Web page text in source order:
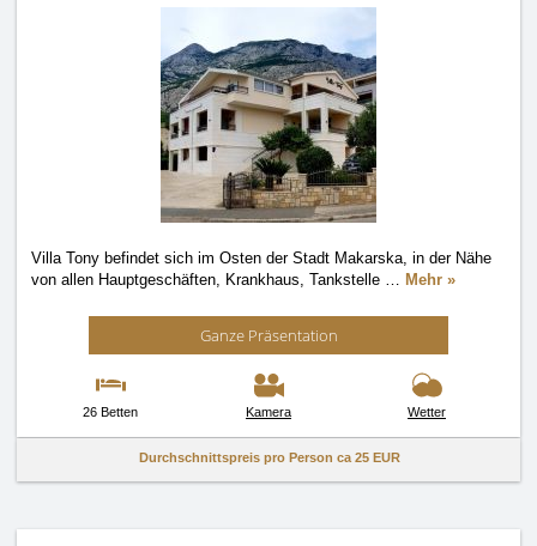
Villa Tony befindet sich im Osten der Stadt Makarska, in der Nähe
von allen Hauptgeschäften, Krankhaus, Tankstelle … Mehr »
Ganze Präsentation
26 Betten Kamera Wetter
Durchschnittspreis pro Person ca 25 EUR